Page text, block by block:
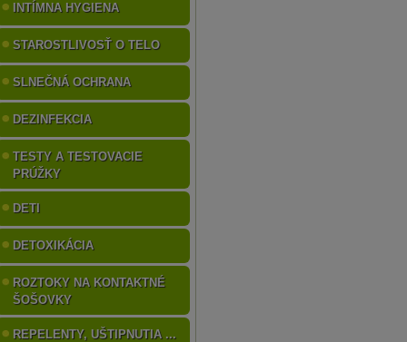
INTÍMNA HYGIENA
STAROSTLIVOSŤ O TELO
SLNEČNÁ OCHRANA
DEZINFEKCIA
TESTY A TESTOVACIE
PRÚŽKY
DETI
DETOXIKÁCIA
ROZTOKY NA KONTAKTNÉ
ŠOŠOVKY
REPELENTY, UŠTIPNUTIA ...